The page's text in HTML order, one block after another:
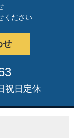
ください
せ
祝日定休